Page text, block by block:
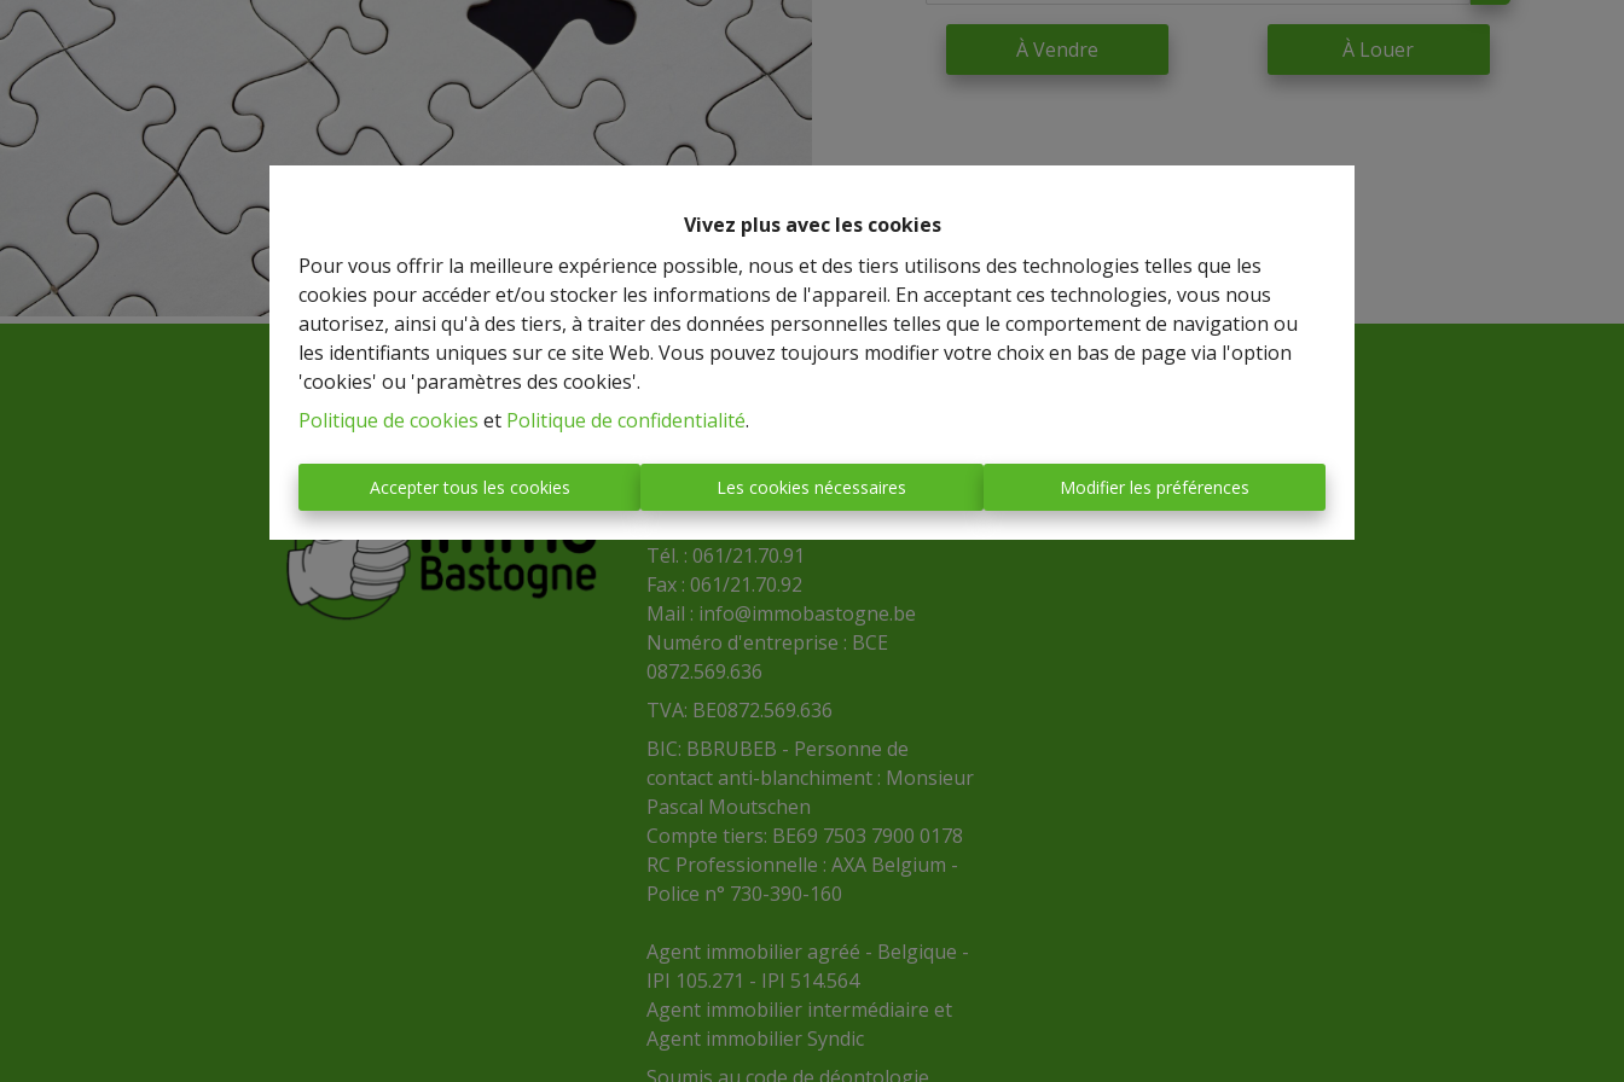
Vivez plus avec les cookies
Pour vous offrir la meilleure expérience possible, nous et des tiers utilisons des technologies telles que les
cookies pour accéder et/ou stocker les informations de l'appareil. En acceptant ces technologies, vous nous
autorisez, ainsi qu'à des tiers, à traiter des données personnelles telles que le comportement de navigation ou
les identifiants uniques sur ce site Web. Vous pouvez toujours modifier votre choix en bas de page via l'option
'cookies' ou 'paramètres des cookies'.
Politique de cookies et Politique de confidentialité.
Accepter tous les cookies Les cookies nécessaires Modifier les préférences
À Vendre À Louer
IMMO BASTOGNE
(société anonyme)
Place Mc Auliffe, 43 - 6600
BASTOGNE
Tél. : 061/21.70.91
Fax : 061/21.70.92
Mail : info@immobastogne.be
Numéro d'entreprise : BCE
0872.569.636
TVA: BE0872.569.636
BIC: BBRUBEB - Personne de
contact anti-blanchiment : Monsieur
Pascal Moutschen
Compte tiers: BE69 7503 7900 0178
RC Professionnelle : AXA Belgium -
Police n° 730-390-160
Agent immobilier agréé - Belgique -
IPI 105.271 - IPI 514.564
Agent immobilier intermédiaire et
Agent immobilier Syndic